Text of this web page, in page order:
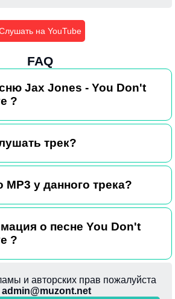
на YouTube
FAQ
Jax Jones - You Don't
?
трек?
MP3 у данного трека?
о песне You Don't
?
и авторских прав пожалуйста
admin@muzont.net